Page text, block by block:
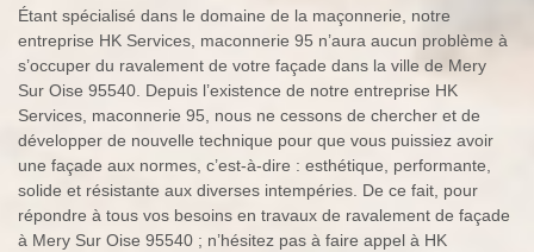
Étant spécialisé dans le domaine de la maçonnerie, notre
entreprise HK Services, maconnerie 95 n’aura aucun problème à
s’occuper du ravalement de votre façade dans la ville de Mery
Sur Oise 95540. Depuis l’existence de notre entreprise HK
Services, maconnerie 95, nous ne cessons de chercher et de
développer de nouvelle technique pour que vous puissiez avoir
une façade aux normes, c’est-à-dire : esthétique, performante,
solide et résistante aux diverses intempéries. De ce fait, pour
répondre à tous vos besoins en travaux de ravalement de façade
à Mery Sur Oise 95540 ; n’hésitez pas à faire appel à HK